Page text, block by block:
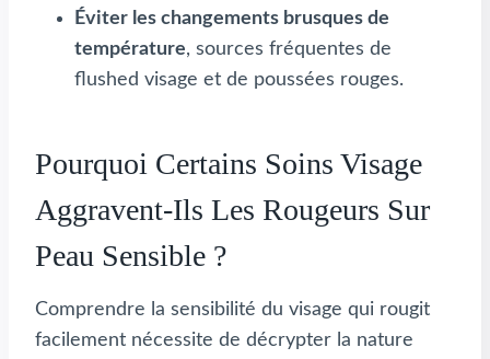
Éviter les changements brusques de
température, sources fréquentes de
flushed visage et de poussées rouges.
Pourquoi Certains Soins Visage
Aggravent-Ils Les Rougeurs Sur
Peau Sensible ?
Comprendre la sensibilité du visage qui rougit
facilement nécessite de décrypter la nature